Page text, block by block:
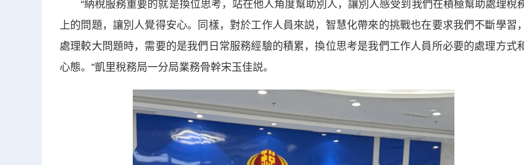
“納稅服務重要的就是換位思考，站在他人角度幫助別人，讓別人感受到我們在積極幫助處理稅
上的問題，讓別人覺得安心。同樣，對於工作人員來説，智慧化帶來的挑戰也在要求我們不斷學習
處理較大問題時，需要的是我們日常服務經驗的積累，換位思考是我們工作人員所必要的處理方式
心態。”凱里稅務局一分局業務骨幹宋玉佳説。